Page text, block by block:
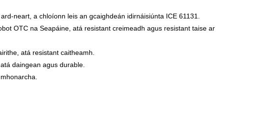
neart, a chloíonn leis an gcaighdeán idirnáisiúnta ICE 61131.
OTC na Seapáine, atá resistant creimeadh agus resistant taise ar
atá resistant caitheamh.
daingean agus durable.